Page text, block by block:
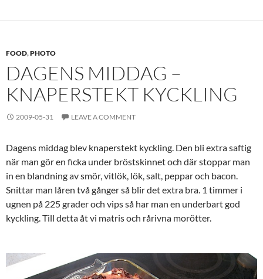
FOOD,PHOTO
DAGENS MIDDAG –
KNAPERSTEKT KYCKLING
2009-05-31 LEAVE A COMMENT
Dagens middag blev knaperstekt kyckling. Den bli extra saftig
när man gör en ficka under bröstskinnet och där stoppar man
in en blandning av smör, vitlök, lök, salt, peppar och bacon.
Snittar man låren två gånger så blir det extra bra. 1 timmer i
ugnen på 225 grader och vips så har man en underbart god
kyckling. Till detta åt vi matris och rårivna morötter.